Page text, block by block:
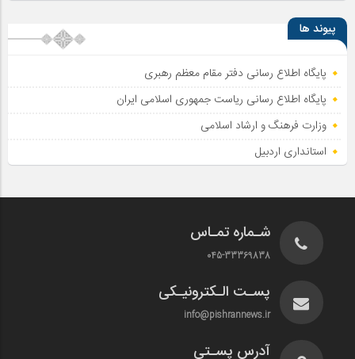
پیوند ها
پایگاه اطلاع رسانی دفتر مقام معظم رهبری
پایگاه اطلاع‌ رسانی ریاست‌ جمهوری اسلامی ایران
وزارت فرهنگ و ارشاد اسلامی
استانداری اردبیل
شـماره تمـاس
045-33369838
پسـت الـکترونیـکی
info@pishrannews.ir
آدرس پسـتی